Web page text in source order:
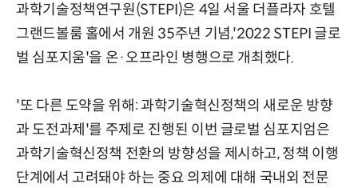
과학기술정책연구원(STEPI)은 4일 서울 더플라자 호텔
그랜드볼룸 홀에서 개원 35주년 기념,'2022 STEPI 글로
벌 심포지움'을 온·오프라인 병행으로 개최했다.
'또 다른 도약을 위해: 과학기술혁신정책의 새로운 방향
과 도전과제'를 주제로 진행된 이번 글로벌 심포지엄은
과학기술혁신정책 전환의 방향성을 제시하고, 정책 이행
단계에서 고려돼야 하는 중요 의제에 대해 국내외 전문